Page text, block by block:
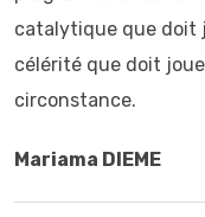
catalytique que doit
célérité que doit
circonstance.
Mariama DIEME